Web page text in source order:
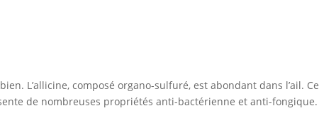
L’allicine, composé organo-sulfuré, est abondant dans l’ail. Ce
de nombreuses propriétés anti-bactérienne et anti-fongique.